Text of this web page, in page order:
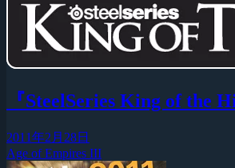
『SteelSeries King of the
2011年2月28日
Age of Empires III